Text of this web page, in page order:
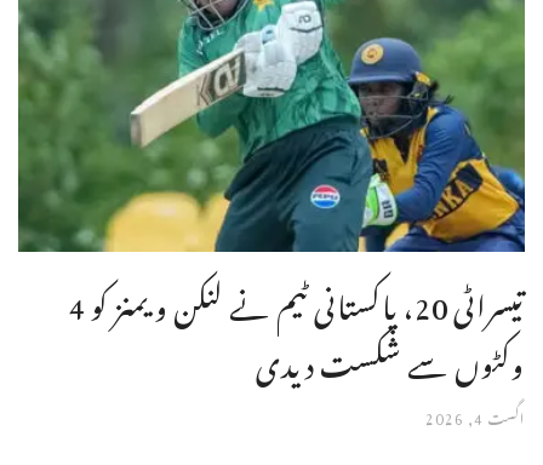
تیسراٹی 20، پاکستانی ٹیم نے لنکن ویمنز کو 4
وکٹوں سے شکست دیدی
اگست 4, 2026